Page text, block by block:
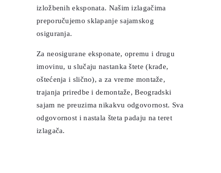
izložbenih eksponata. Našim izlagačima
preporučujemo sklapanje sajamskog
osiguranja.
Za neosigurane eksponate, opremu i drugu
imovinu, u slučaju nastanka štete (krađe,
oštećenja i slično), a za vreme montaže,
trajanja priredbe i demontaže, Beogradski
sajam ne preuzima nikakvu odgovornost. Sva
odgovornost i nastala šteta padaju na teret
izlagača.